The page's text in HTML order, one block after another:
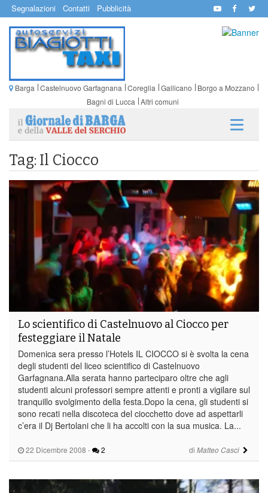
Segnalazioni Contatti Pubblicità
Barga Castelnuovo Garfagnana Coreglia Gallicano
Borgo a Mozzano
Bagni di Lucca Altri comuni
Tag: Il Ciocco
22 Dicembre 2008 - 2 di Matteo Casci
Lo scientifico di Castelnuovo al Ciocco per
festeggiare il Natale
Domenica sera presso l’Hotels IL CIOCCO si è svolta la cena
degli studenti del liceo scientifico di Castelnuovo
Garfagnana.Alla serata hanno parteciparo oltre che agli
studenti alcuni professori sempre attenti e pronti a vigilare sul
tranquillo svolgimento della festa.Dopo la cena, gli studenti si
sono recati nella discoteca del ciocchetto dove ad aspettarli
c’era il Dj Bertolani che li ha accolti con la sua musica. La...